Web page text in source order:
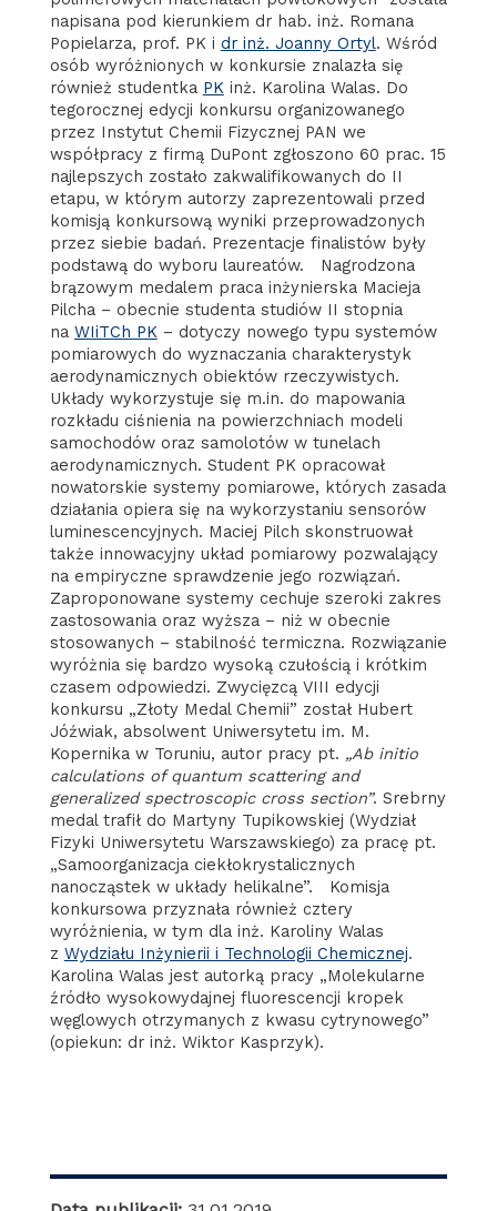
napisana pod kierunkiem dr hab. inż. Romana
Popielarza, prof. PK i dr inż. Joanny Ortyl. Wśród
osób wyróżnionych w konkursie znalazła się
również studentka PKinż. Karolina Walas. Do
tegorocznej edycji konkursu organizowanego
przez Instytut Chemii Fizycznej PAN we
współpracy z firmą DuPont zgłoszono 60 prac. 15
najlepszych zostało zakwalifikowanych do II
etapu, w którym autorzy zaprezentowali przed
komisją konkursową wyniki przeprowadzonych
przez siebie badań. Prezentacje finalistów były
podstawą do wyboru laureatów. Nagrodzona
brązowym medalem praca inżynierska Macieja
Pilcha – obecnie studenta studiów II stopnia
na WIiTCh PK– dotyczy nowego typu systemów
pomiarowych do wyznaczania charakterystyk
aerodynamicznych obiektów rzeczywistych.
Układy wykorzystuje się m.in. do mapowania
rozkładu ciśnienia na powierzchniach modeli
samochodów oraz samolotów w tunelach
aerodynamicznych. Student PK opracował
nowatorskie systemy pomiarowe, których zasada
działania opiera się na wykorzystaniu sensorów
luminescencyjnych. Maciej Pilch skonstruował
także innowacyjny układ pomiarowy pozwalający
na empiryczne sprawdzenie jego rozwiązań.
Zaproponowane systemy cechuje szeroki zakres
zastosowania oraz wyższa – niż w obecnie
stosowanych – stabilność termiczna. Rozwiązanie
wyróżnia się bardzo wysoką czułością i krótkim
czasem odpowiedzi. Zwycięzcą VIII edycji
konkursu „Złoty Medal Chemii” został Hubert
Jóźwiak, absolwent Uniwersytetu im. M.
Kopernika w Toruniu, autor pracy pt. „Ab initio
calculations of quantum scattering and
generalized spectroscopic cross section”. Srebrny
medal trafił do Martyny Tupikowskiej (Wydział
Fizyki Uniwersytetu Warszawskiego) za pracę pt.
„Samoorganizacja ciekłokrystalicznych
nanocząstek w układy helikalne”. Komisja
konkursowa przyznała również cztery
wyróżnienia, w tym dla inż. Karoliny Walas
z Wydziału Inżynierii i Technologii Chemicznej.
Karolina Walas jest autorką pracy „Molekularne
źródło wysokowydajnej fluorescencji kropek
węglowych otrzymanych z kwasu cytrynowego”
(opiekun: dr inż. Wiktor Kasprzyk).